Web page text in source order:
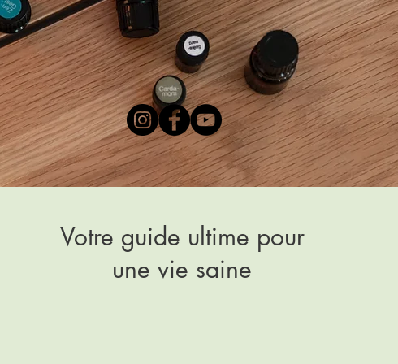
Votre guide ultime pour
une vie saine